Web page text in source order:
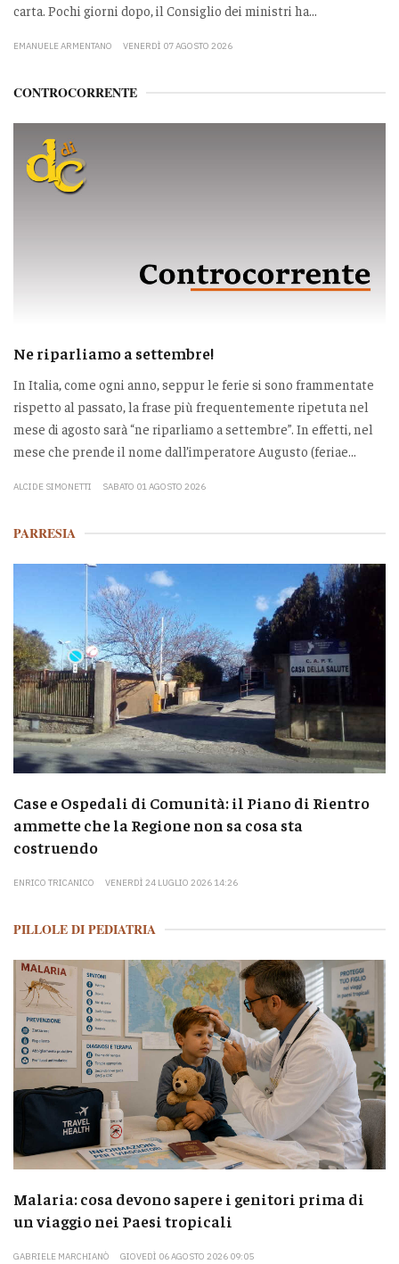
carta. Pochi giorni dopo, il Consiglio dei ministri ha...
EMANUELE ARMENTANO VENERDÌ 07 AGOSTO 2026
CONTROCORRENTE
Ne riparliamo a settembre!
In Italia, come ogni anno, seppur le ferie si sono frammentate
rispetto al passato, la frase più frequentemente ripetuta nel
mese di agosto sarà “ne riparliamo a settembre”. In effetti, nel
mese che prende il nome dall’imperatore Augusto (feriae...
ALCIDE SIMONETTI SABATO 01 AGOSTO 2026
PARRESIA
Case e Ospedali di Comunità: il Piano di Rientro
ammette che la Regione non sa cosa sta
costruendo
ENRICO TRICANICO VENERDÌ 24 LUGLIO 2026 14:26
PILLOLE DI PEDIATRIA
Malaria: cosa devono sapere i genitori prima di
un viaggio nei Paesi tropicali
GABRIELE MARCHIANÒ GIOVEDÌ 06 AGOSTO 2026 09:05